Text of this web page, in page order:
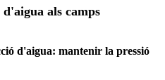
als camps
d'aigua: mantenir la pressió